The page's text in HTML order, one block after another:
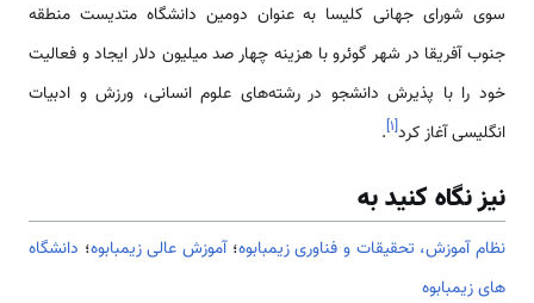
سوی شورای جهانی کلیسا به عنوان دومین دانشگاه متدیست منطقه
جنوب آفریقا در شهر گوئرو با هزینه چهار صد میلیون دلار ایجاد و فعالیت
خود را با پذیرش دانشجو در رشته‌های علوم انسانی، ورزش و ادبیات
انگلیسی آغاز کرد[۱]
.
نیز نگاه کنید به
نظام آموزش، تحقیقات و فناوری زیمبابوه؛آموزش عالی زیمبابوه؛ دانشگاه
های زیمبابوه